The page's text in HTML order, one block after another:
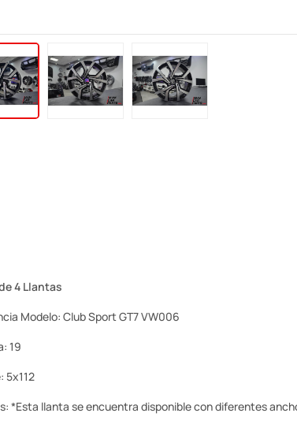
4 Llantas
Modelo: Club Sport GT7 VW006
19
5x112
*Esta llanta se encuentra disponible con diferentes